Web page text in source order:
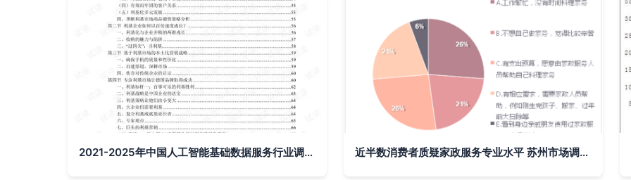
2021-2025年中国人工智能基础数据服务行业调研及利基市场战略咨询报告 近半数消费者质疑家政服务专业水平 苏州市场调查报告揭示行业痛点